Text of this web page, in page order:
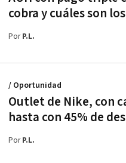
cobra y cuáles son
PorP.L.
Outlet de Nike, con
hasta con 45% de
/ Oportunidad
PorP.L.